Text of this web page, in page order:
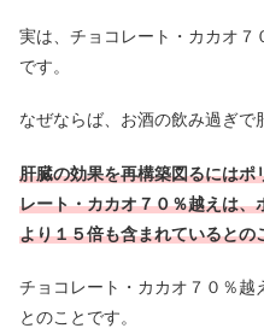
実は、チョコレート・カカオ
です。
なぜならば、お酒の飲み過ぎで
肝臓の効果を再構築図るには
レート・カカオ７０％越えは
より１５倍も含まれているとの
チョコレート・カカオ７０％
とのことです。